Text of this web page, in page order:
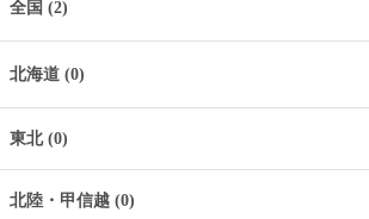
全国 (2)
北海道 (0)
東北 (0)
北陸・甲信越 (0)